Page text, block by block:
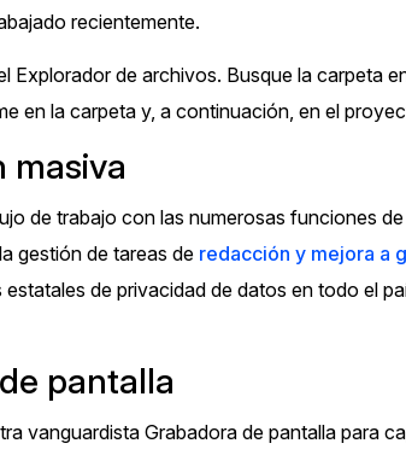
recientemente.
Explorador de archivos. Busque la carpeta
en la carpeta y, a continuación, en el
masiva
de trabajo con las numerosas funciones
gestión de tareas de redacción y mejora a
estatales de privacidad de datos en todo el
pantalla
vanguardista Grabadora de pantalla para